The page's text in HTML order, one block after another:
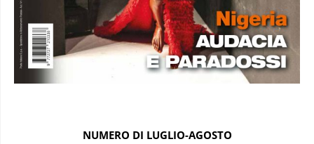
NUMERO DI LUGLIO-AGOSTO